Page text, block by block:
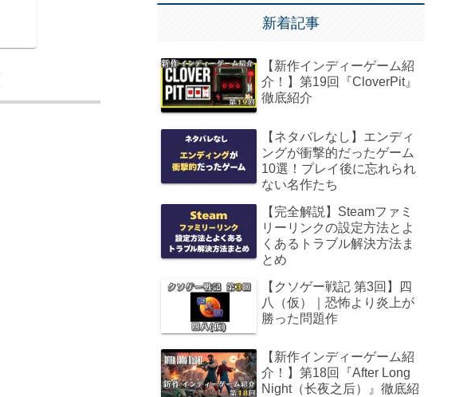
新着記事
【新作インディーゲーム紹
介！】第19回『CloverPit』
徹底紹介
【ネタバレなし】エンディ
ングが衝撃的だったゲーム
10選！プレイ後に忘れられ
ない名作たち
【完全解説】Steamファミ
リーリンクの設定方法とよ
くあるトラブル解決方法ま
とめ
【クソゲー戦記 第3回】四
八（仮）｜恐怖より炎上が
勝った問題作
【新作インディーゲーム紹
介！】第18回『After Long
Night（长夜之后）』徹底紹